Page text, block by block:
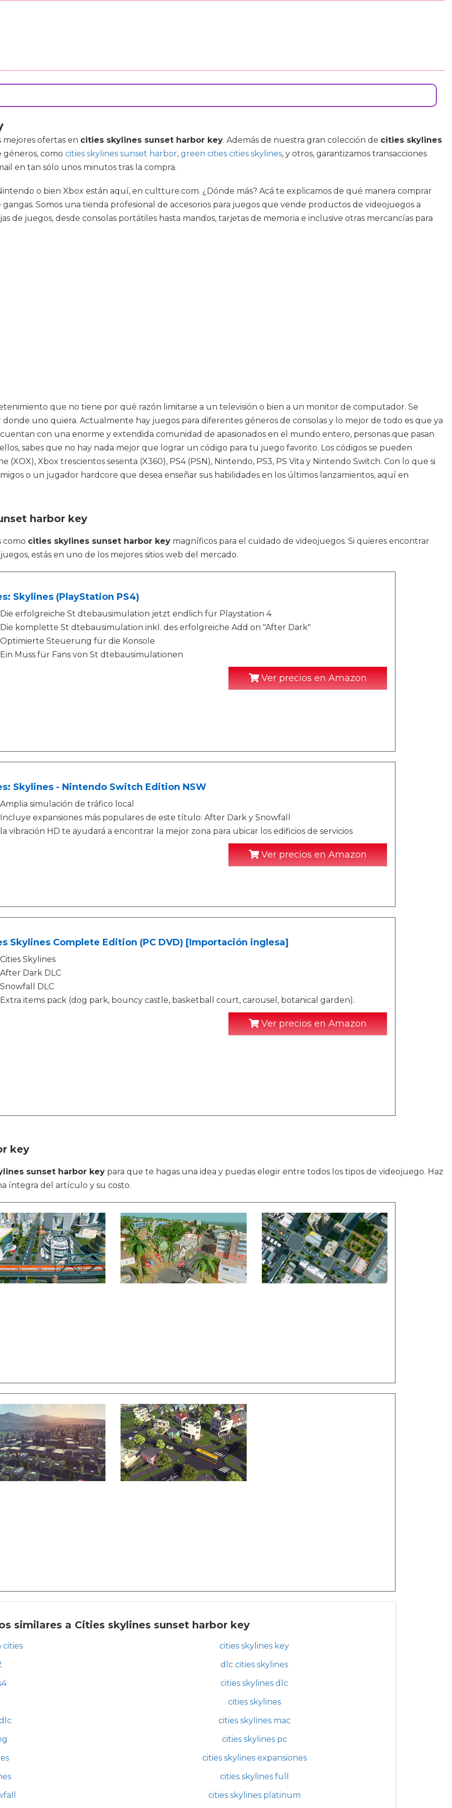
mejores ofertas en cities skylines sunset harbor key. Además de nuestra gran colección de cities skylines
como cities skylines sunset harbor, green cities cities skylines, y otros, garantizamos transacciones
en tan sólo unos minutos tras la compra.
o bien Xbox están aquí, en cultture.com. ¿Dónde más? Acá te explicamos de qué manera comprar
Somos una tienda profesional de accesorios para juegos que vende productos de videojuegos a
de juegos, desde consolas portátiles hasta mandos, tarjetas de memoria e inclusive otras mercancías para
que no tiene por qué razón limitarse a un televisión o bien a un monitor de computador. Se
uno quiera. Actualmente hay juegos para diferentes géneros de consolas y lo mejor de todo es que ya
con una enorme y extendida comunidad de apasionados en el mundo entero, personas que pasan
sabes que no hay nada mejor que lograr un código para tu juego favorito. Los códigos se pueden
Xbox trescientos sesenta (X360), PS4 (PSN), Nintendo, PS3, PS Vita y Nintendo Switch. Con lo que si
o un jugador hardcore que desea enseñar sus habilidades en los últimos lanzamientos, aquí en
harbor key
como cities skylines sunset harbor key magníficos para el cuidado de videojuegos. Si quieres encontrar
estás en uno de los mejores sitios web del mercado.
Skylines (PlayStation PS4)
Die erfolgreiche St dtebausimulation jetzt endlich für Playstation 4
Die komplette St dtebausimulation inkl. des erfolgreiche Add on "After Dark"
Optimierte Steuerung für die Konsole
Ein Muss für Fans von St dtebausimulationen
Ver precios en Amazon
Skylines - Nintendo Switch Edition NSW
Amplia simulación de tráfico local
Incluye expansiones más populares de este título: After Dark y Snowfall
la vibración HD te ayudará a encontrar la mejor zona para ubicar los edificios de servicios
Ver precios en Amazon
Skylines Complete Edition (PC DVD) [Importación inglesa]
Cities Skylines
After Dark DLC
Snowfall DLC
Extra items pack (dog park, bouncy castle, basketball court, carousel, botanical garden).
Ver precios en Amazon
key
sunset harbor key para que te hagas una idea y puedas elegir entre todos los tipos de videojuego. Haz
íntegra del artículo y su costo.
similares a Cities skylines sunset harbor key
cities
cities skylines key
dlc cities skylines
cities skylines dlc
cities skylines
cities skylines mac
cities skylines pc
cities skylines expansiones
cities skylines full
cities skylines platinum